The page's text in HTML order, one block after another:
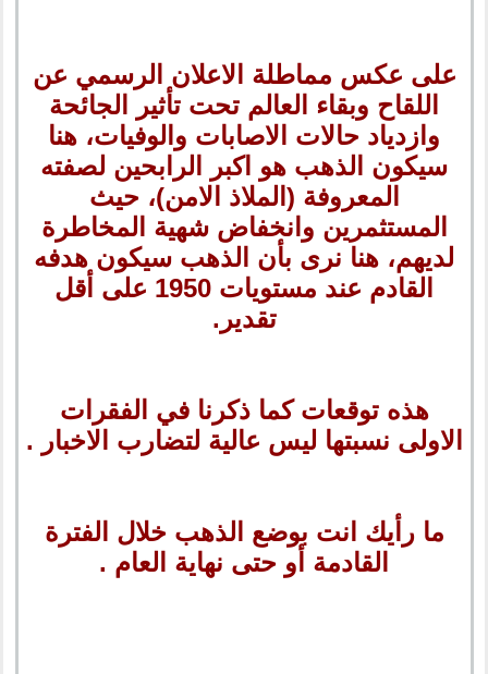
على عكس مماطلة الاعلان الرسمي عن
اللقاح وبقاء العالم تحت تأثير الجائحة
وازدياد حالات الاصابات والوفيات، هنا
سيكون الذهب هو اكبر الرابحين لصفته
المعروفة (الملاذ الامن)، حيث
المستثمرين وانخفاض شهية المخاطرة
لديهم، هنا نرى بأن الذهب سيكون هدفه
القادم عند مستويات 1950 على أقل
تقدير.
هذه توقعات كما ذكرنا في الفقرات
الاولى نسبتها ليس عالية لتضارب الاخبار .
ما رأيك انت بوضع الذهب خلال الفترة
القادمة أو حتى نهاية العام .